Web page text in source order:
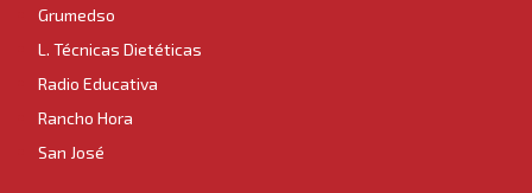
Grumedso
L. Técnicas Dietéticas
Radio Educativa
Rancho Hora
San José